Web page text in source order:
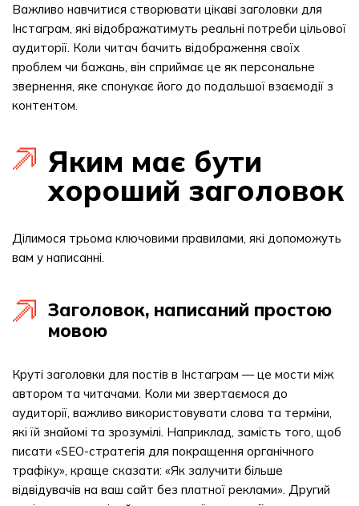
Важливо навчитися створювати цікаві заголовки для
Інстаграм, які відображатимуть реальні потреби цільової
аудиторії. Коли читач бачить відображення своїх
проблем чи бажань, він сприймає це як персональне
звернення, яке спонукає його до подальшої взаємодії з
контентом.
Яким має бути
хороший заголовок
Ділимося трьома ключовими правилами, які допоможуть
вам у написанні.
Заголовок, написаний простою
мовою
Круті заголовки для постів в Інстаграм — це мости між
автором та читачами. Коли ми звертаємося до
аудиторії, важливо використовувати слова та терміни,
які їй знайомі та зрозумілі. Наприклад, замість того, щоб
писати «SEO-стратегія для покращення органічного
трафіку», краще сказати: «Як залучити більше
відвідувачів на ваш сайт без платної реклами». Другий